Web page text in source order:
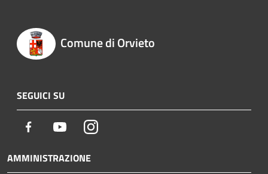
Comune di Orvieto
SEGUICI SU
Facebook YoutubeInstagram
AMMINISTRAZIONE